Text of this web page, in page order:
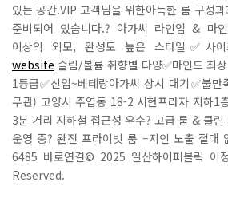
있는 공간.VIP 고객님을 위한아늑한 룸 구성
준비되어 있습니다.? 아가씨 라인업 & 마
이상의 외모, 완성도 높은 스타일✅사
website 슬림/볼륨 취향별 다양✅마인드 최
1등급✅신입~베테랑아가씨 상시 대기✅불
무관) 고양시 주엽동 18-2 서현프라자 지하1
3분 거리 지하철 접근성 우수? 고급 룸 & 클
운영 중? 완전 프라이빗 룸 –지인 노출 절대
6485 바로연결© 2025 일산하이퍼블릭
Reserved.